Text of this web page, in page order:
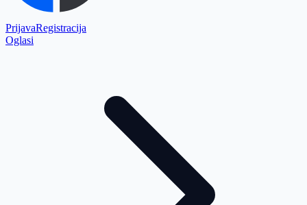
PrijavaRegistracija
Oglasi